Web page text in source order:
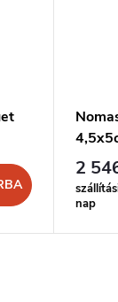
2
nap